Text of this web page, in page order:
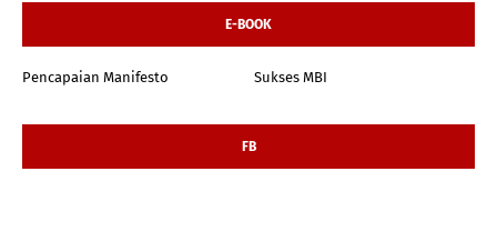
E-BOOK
Pencapaian Manifesto Sukses MBI
FB